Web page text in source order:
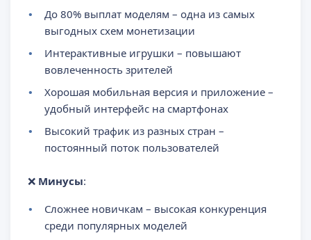
До 80% выплат моделям – одна из самых
выгодных схем монетизации
Интерактивные игрушки – повышают
вовлеченность зрителей
Хорошая мобильная версия и приложение –
удобный интерфейс на смартфонах
Высокий трафик из разных стран –
постоянный поток пользователей
❌ Минусы:
Сложнее новичкам – высокая конкуренция
среди популярных моделей